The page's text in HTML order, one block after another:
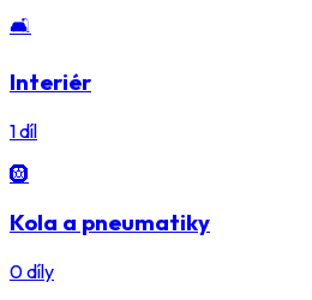
🛋️
Interiér
1díl
🛞
Kola a pneumatiky
0díly